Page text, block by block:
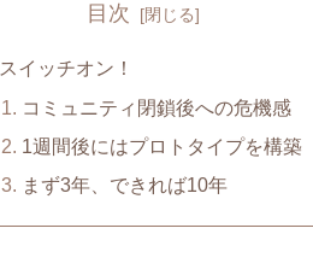
目次
スイッチオン！
コミュニティ閉鎖後への危機感
1週間後にはプロトタイプを構築
まず3年、できれば10年